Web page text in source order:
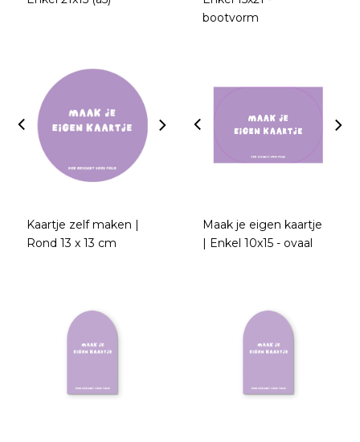
bootvorm
Kaartje zelf maken |
Rond 13 x 13 cm
Maak je eigen kaartje
| Enkel 10x15 - ovaal